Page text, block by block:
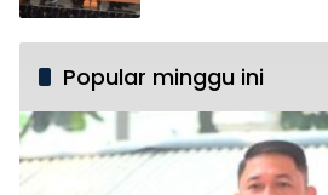
Popular minggu ini